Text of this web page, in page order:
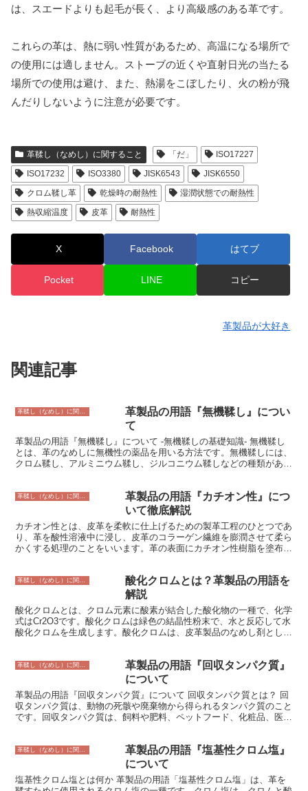
は、スエードよりも起毛が長く、より高級感のある革です。
これらの革は、熱に弱い性質があるため、高温になる場所で
の使用には適しません。ストーブの近くや直射日光の当たる
場所での使用は避け、また、熱湯をこぼしたり、火の粉が飛
んだりしないように注意が必要です。
革鞣し（なめし）に関すること 「だ」
ISO17227
ISO17232
ISO3380 JISK6543
JISK6550
クロム鞣し革
乾燥時の耐熱性
湿潤状態での耐熱性
熱収縮温度
皮革 耐熱性
X Facebook はてブ
Pocket LINE コピー
革製品が大好き
関連記事
革製品の用語『無機鞣し』につい
て
革製品の用語『無機鞣し』について -無機鞣しの基礎知識- 無機鞣し
とは、革のなめしに無機性の薬品を用いる方法です。無機鞣しには、
クロム鞣し、アルミニウム鞣し、ジルコニウム鞣しなどの種類があり
りも柔らかく、通気性に優れた革を製造することができます。ジルコ
ニウム鞣しは、耐水性に優れた革を製造することができます。 無機
鞣しは、植物タンニン鞣しや油鞣しなどの有機鞣しよりも、なめし時
間が短く、効率的です。また、無機鞣しでは、有機鞣しで使用される
タンニンなどの植物性物質が使用されないため、革の風合いを損なう
ことがありません。そのため、無機鞣しの革は、耐久性と耐熱性に優
性に優れたため、靴、バッグ、家具などの革製品の製造に使用されて
います。また、無機鞣しの革は、表面に銀面を残したままなめすこと
ができるため、銀面を活かした革製品の製造にも適しています。
革製品の用語『カチオン性』につ
いて徹底解説
カチオン性とは、皮革を柔軟に仕上げるための製革工程のひとつであ
り、革を酸性溶液中に浸し、皮革のコラーゲン繊維を膨潤させて柔ら
かくする処理のことをいいます。革の表面にカチオン性樹脂を塗布し
帯びた樹脂のことで、皮革のコラーゲン繊維に吸着することで、コラ
ーゲン繊維を柔らかくし、しなやかに仕上げることができます。ま
た、カチオン性樹脂は皮革の表面に防水性や撥水性を付与することも
できます。 カチオン性の革は、靴、鞄、財布などの革製品によく使
用されており、柔らかい手触りとしなやかな風合いが特徴です。ま
た、カチオン性の革は防水性や撥水性に優れているため、雨の日でも
革鞣し（なめし）に関すること
酸化クロムとは？革製品の用語を
解説
酸化クロムとは、クロム元素に酸素が結合した酸化物の一種で、化学
式はCr2O3です。酸化クロムは緑色の結晶性粉末で、水と反応して水
酸化クロムを生成します。酸化クロムは、皮革製品のなめし剤として
されています。
革製品の用語『回収タンパク質』
について
革製品の用語『回収タンパク質』について 回収タンパク質とは？ 回
収タンパク質は、動物の死骸や廃棄物から得られるタンパク質のこと
です。回収タンパク質は、飼料や肥料、ペットフード、化粧品、医薬
タンパク質は、再生可能資源であり、石油由来の原料に代わる持続可
能な原料として注目されています。
革製品の用語『塩基性クロム塩』
について
塩基性クロム塩とは何か 革製品の用語「塩基性クロム塩」は、革を